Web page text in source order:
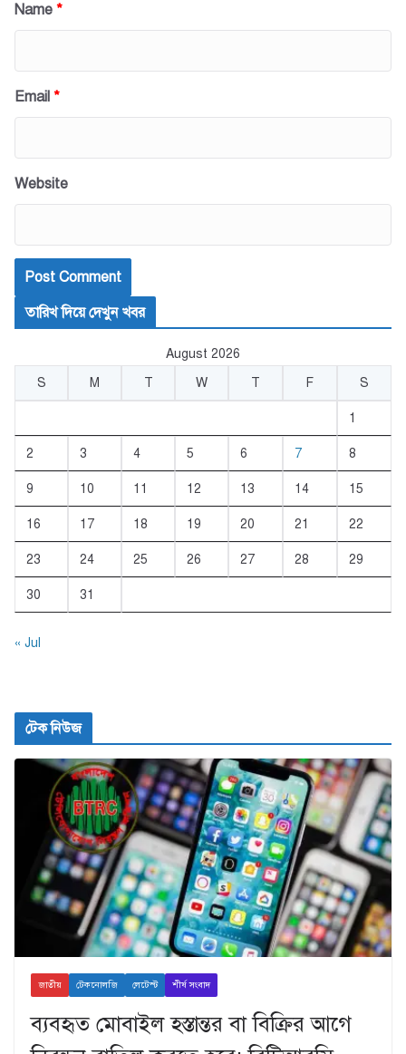
Name *
Email *
Website
তারিখ দিয়ে দেখুন খবর
August 2026
S
M T W T F S
1
2 3 4 5 6 7 8
9 10 11 12 13 14 15
16 17 18 19 20 21 22
23 24 25 26 27 28 29
30 31
« Jul
টেক নিউজ
জাতীয় টেকনোলজি লেটেস্ট শীর্ষ সংবাদ
ব্যবহৃত মোবাইল হস্তান্তর বা বিক্রির আগে